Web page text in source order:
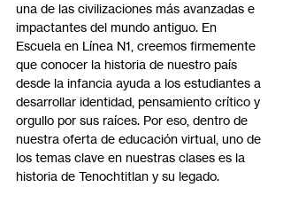
una de las civilizaciones más avanzadas e
impactantes del mundo antiguo. En
Escuela en Línea N1, creemos firmemente
que conocer la historia de nuestro país
desde la infancia ayuda a los estudiantes a
desarrollar identidad, pensamiento crítico y
orgullo por sus raíces. Por eso, dentro de
nuestra oferta de educación virtual, uno de
los temas clave en nuestras clases es la
historia de Tenochtitlan y su legado.